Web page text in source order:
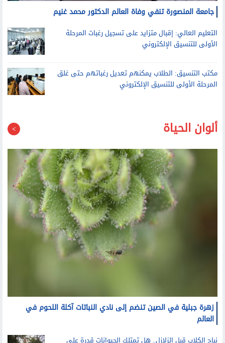
مكتب التنسيق: الطلاب يمكنهم تعديل رغباتهم حتى غلق
المرحلة الأولى للتنسيق الإلكتروني
ألوان الحياة
زهرة جبلية في الصين تنضم إلى نادي النباتات آكلة اللحوم في
استشعار الهزات الأرضية؟
بعد زلزال اليوم.. كيف صمد الهرم الأكبر أمام الزلازل لأكثر من
4600 عام؟